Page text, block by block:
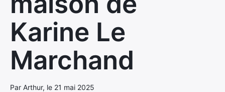
Karine Le
Marchand
Par Arthur, le 21 mai 2025